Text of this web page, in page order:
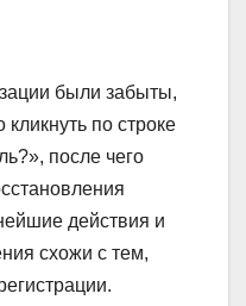
были забыты,
по строке
после чего
действия и
схожи с тем,